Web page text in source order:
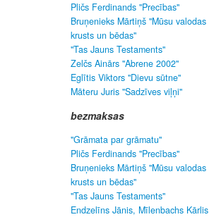
Pličs Ferdinands "Precības"
Bruņenieks Mārtiņš "Mūsu valodas
krusts un bēdas"
"Tas Jauns Testaments"
Zelčs Ainārs "Abrene 2002"
Eglītis Viktors "Dievu sūtne"
Māteru Juris "Sadzīves viļņi"
bezmaksas
"Grāmata par grāmatu"
Pličs Ferdinands "Precības"
Bruņenieks Mārtiņš "Mūsu valodas
krusts un bēdas"
"Tas Jauns Testaments"
Endzelīns Jānis, Mīlenbachs Kārlis